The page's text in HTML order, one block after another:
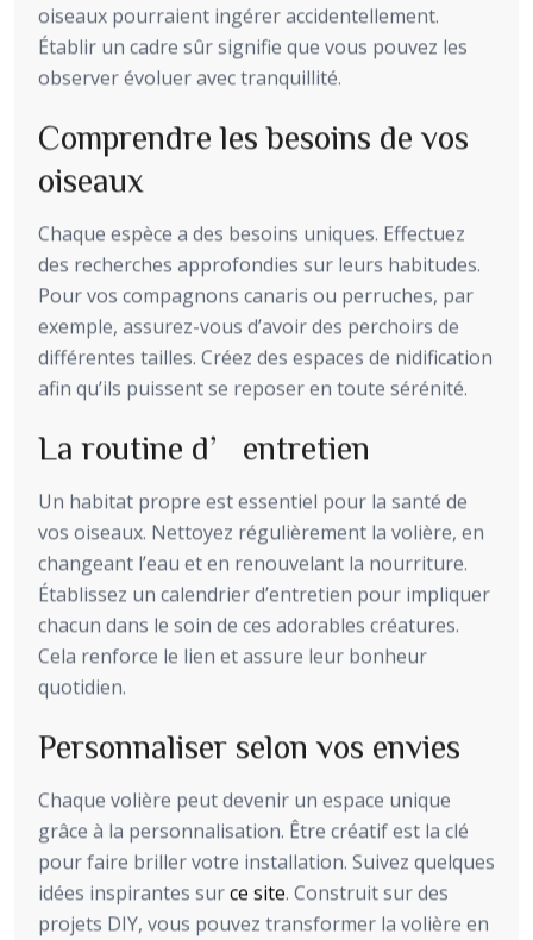
oiseaux pourraient ingérer accidentellement.
Établir un cadre sûr signifie que vous pouvez les
observer évoluer avec tranquillité.
Comprendre les besoins de vos
oiseaux
Chaque espèce a des besoins uniques. Effectuez
des recherches approfondies sur leurs habitudes.
Pour vos compagnons canaris ou perruches, par
exemple, assurez-vous d’avoir des perchoirs de
différentes tailles. Créez des espaces de nidification
afin qu’ils puissent se reposer en toute sérénité.
La routine d’entretien
Un habitat propre est essentiel pour la santé de
vos oiseaux. Nettoyez régulièrement la volière, en
changeant l’eau et en renouvelant la nourriture.
Établissez un calendrier d’entretien pour impliquer
chacun dans le soin de ces adorables créatures.
Cela renforce le lien et assure leur bonheur
quotidien.
Personnaliser selon vos envies
Chaque volière peut devenir un espace unique
grâce à la personnalisation. Être créatif est la clé
pour faire briller votre installation. Suivez quelques
idées inspirantes surce site. Construit sur des
projets DIY, vous pouvez transformer la volière en